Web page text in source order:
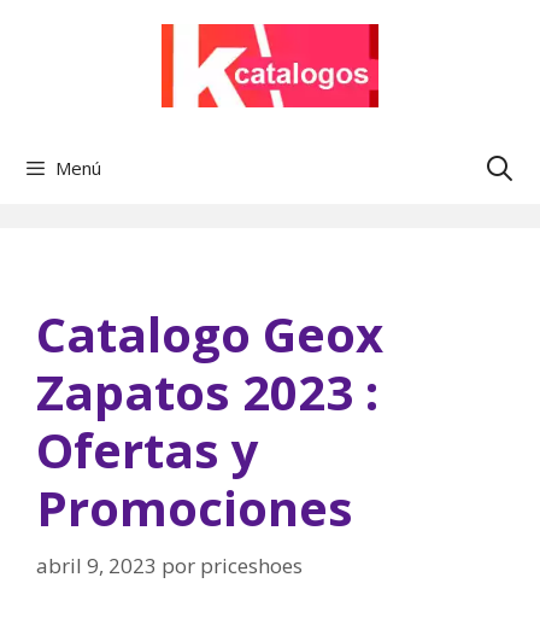
Menú
Catalogo Geox
Zapatos 2023 :
Ofertas y
Promociones
abril 9, 2023 por priceshoes